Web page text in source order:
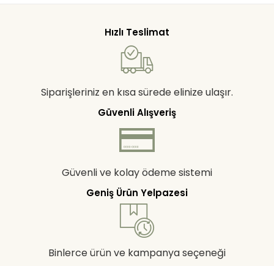
Hızlı Teslimat
Siparişleriniz en kısa sürede elinize ulaşır.
Güvenli Alışveriş
Güvenli ve kolay ödeme sistemi
Geniş Ürün Yelpazesi
Binlerce ürün ve kampanya seçeneği